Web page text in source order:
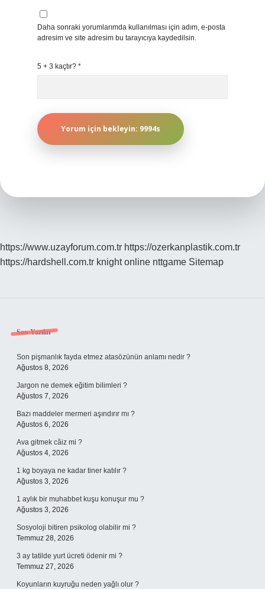
Daha sonraki yorumlarımda kullanılması için adım, e-posta
adresim ve site adresim bu tarayıcıya kaydedilsin.
5 + 3 kaçtır? *
https://www.uzayforum.com.tr https://ozerkanplastik.com.tr
https://hardshell.com.tr knight online nttgame Sitemap
Sidebar
Son Yazılar
Son pişmanlık fayda etmez atasözünün anlamı nedir ?
Ağustos 8, 2026
Jargon ne demek eğitim bilimleri ?
Ağustos 7, 2026
Bazı maddeler mermeri aşındırır mı ?
Ağustos 6, 2026
Ava gitmek câiz mi ?
Ağustos 4, 2026
1 kg boyaya ne kadar tiner katılır ?
Ağustos 3, 2026
1 aylık bir muhabbet kuşu konuşur mu ?
Ağustos 3, 2026
Sosyoloji bitiren psikolog olabilir mi ?
Temmuz 28, 2026
3 ay tatilde yurt ücreti ödenir mi ?
Temmuz 27, 2026
Koyunların kuyruğu neden yağlı olur ?